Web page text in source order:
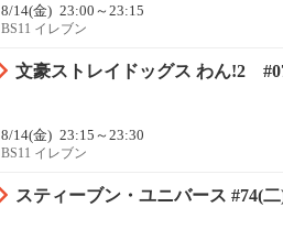
8/14(金) 23:00～23:15
BS11 イレブン
文豪ストレイドッグス わん!2
8/14(金) 23:15～23:30
BS11 イレブン
スティーブン・ユニバース #74(